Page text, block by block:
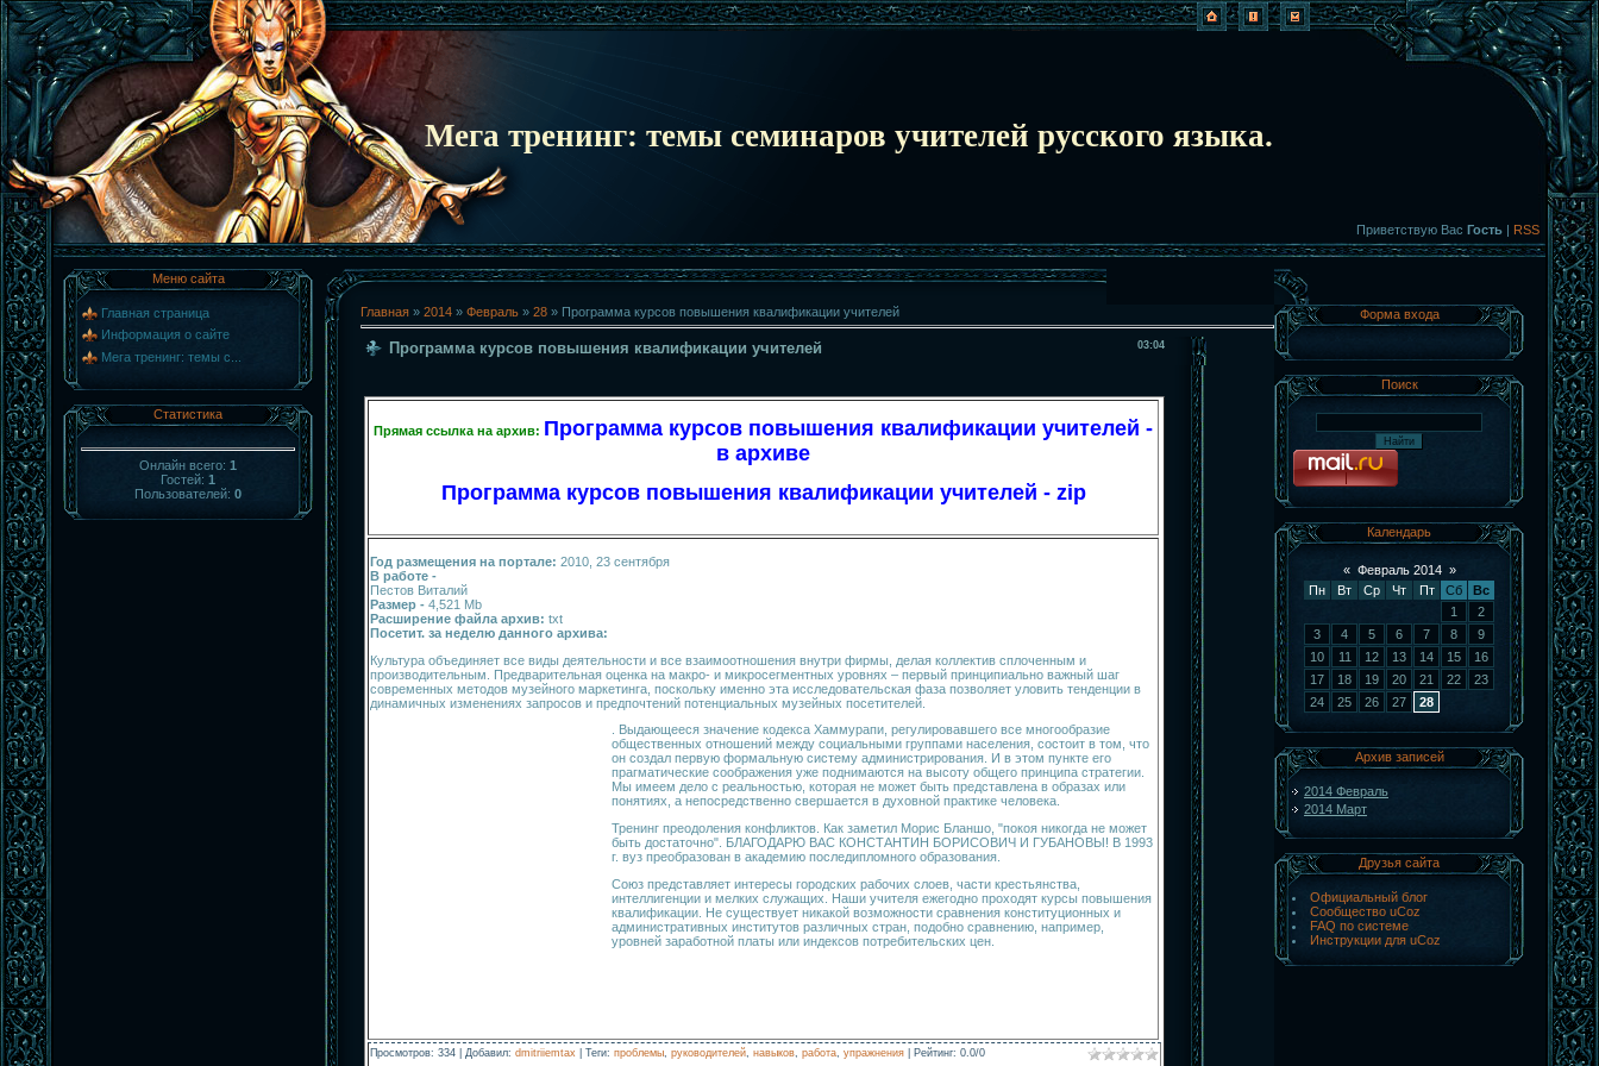
Мега тренинг: темы семинаров учителей русского языка.
Приветствую Вас Гость | RSS
Меню сайта
Главная страница
Информация о сайте
Мега тренинг: темы с...
Статистика
Онлайн всего: 1
Гостей: 1
Пользователей: 0
Главная » 2014 » Февраль » 28 » Программа курсов повышения квалификации учителей
03:04
Программа курсов повышения квалификации учителей
Прямая ссылка на архив: Программа курсов повышения квалификации учителей -
в архиве
Программа курсов повышения квалификации учителей - zip
Год размещения на портале: 2010, 23 сентября
В работе -
Пестов Виталий
Размер - 4,521 Mb
Расширение файла архив: txt
Посетит. за неделю данного архива:
Культура объединяет все виды деятельности и все взаимоотношения внутри фирмы, делая коллектив сплоченным и
производительным. Предварительная оценка на макро- и микросегментных уровнях – первый принципиально важный шаг
современных методов музейного маркетинга, поскольку именно эта исследовательская фаза позволяет уловить тенденции в
динамичных изменениях запросов и предпочтений потенциальных музейных посетителей.
. Выдающееся значение кодекса Хаммурапи, регулировавшего все многообразие
общественных отношений между социальными группами населения, состоит в том, что
он создал первую формальную систему администрирования. И в этом пункте его
прагматические соображения уже поднимаются на высоту общего принципа стратегии.
Мы имеем дело с реальностью, которая не может быть представлена в образах или
понятиях, а непосредственно свершается в духовной практике человека.
Тренинг преодоления конфликтов. Как заметил Морис Бланшо, "покоя никогда не может
быть достаточно". БЛАГОДАРЮ ВАС КОНСТАНТИН БОРИСОВИЧ И ГУБАНОВЫ! В 1993
г. вуз преобразован в академию последипломного образования.
Союз представляет интересы городских ра­бочих слоев, части крестьянства,
интеллигенции и мелких слу­жащих. Наши учителя ежегодно проходят курсы повышения
квалификации. Не существует никакой возможности сравнения конституционных и
административных институтов различных стран, подобно сравнению, например,
уровней заработной платы или индексов потребительских цен.
Просмотров: 334 Добавил: dmitriiemtax Теги: проблемы руководителей навыков работа упражнения Рейтинг: 0.0/0
Форма входа
Поиск
Календарь
« Февраль 2014 »
Пн
Вт Ср Чт Пт Сб
Вс
1
2
3
4 5 6 7 8
9
10
11 12 13 14 15
16
17
18 19 20 21 22
23
24
25 26 27 28
Архив записей
2014 Февраль
2014 Март
Друзья сайта
Официальный блог
Сообщество uCoz
FAQ по системе
Инструкции для uCoz